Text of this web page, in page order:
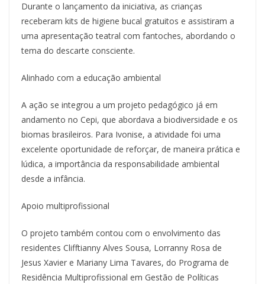
Durante o lançamento da iniciativa, as crianças
receberam kits de higiene bucal gratuitos e assistiram a
uma apresentação teatral com fantoches, abordando o
tema do descarte consciente.
Alinhado com a educação ambiental
A ação se integrou a um projeto pedagógico já em
andamento no Cepi, que abordava a biodiversidade e os
biomas brasileiros. Para Ivonise, a atividade foi uma
excelente oportunidade de reforçar, de maneira prática e
lúdica, a importância da responsabilidade ambiental
desde a infância.
Apoio multiprofissional
O projeto também contou com o envolvimento das
residentes Clifftianny Alves Sousa, Lorranny Rosa de
Jesus Xavier e Mariany Lima Tavares, do Programa de
Residência Multiprofissional em Gestão de Políticas